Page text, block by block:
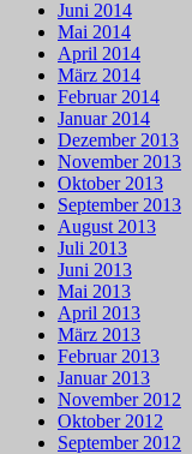
Juni 2014
Mai 2014
April 2014
März 2014
Februar 2014
Januar 2014
Dezember 2013
November 2013
Oktober 2013
September 2013
August 2013
Juli 2013
Juni 2013
Mai 2013
April 2013
März 2013
Februar 2013
Januar 2013
November 2012
Oktober 2012
September 2012